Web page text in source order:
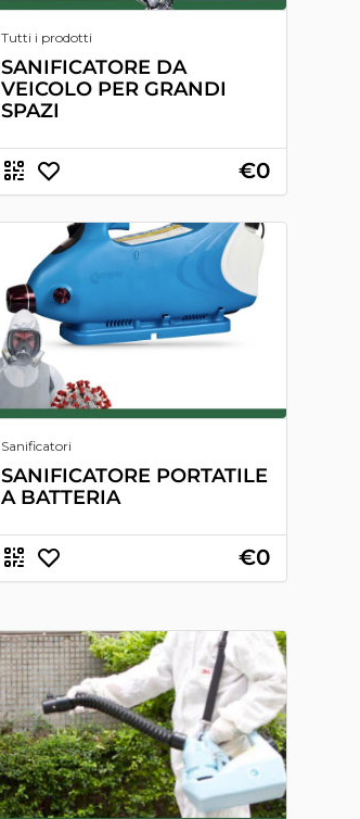
Tutti i prodotti
SANIFICATORE DA
VEICOLO PER GRANDI
SPAZI
€0
Sanificatori
SANIFICATORE PORTATILE
A BATTERIA
€0